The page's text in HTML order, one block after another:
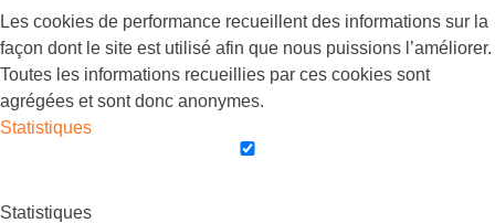
Les cookies de performance recueillent des informations sur la
façon dont le site est utilisé afin que nous puissions l’améliorer.
Toutes les informations recueillies par ces cookies sont
agrégées et sont donc anonymes.
Statistiques
Statistiques